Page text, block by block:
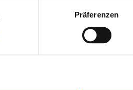
um Inhalte und Anzeigen zu
Website zu analysieren.
Präferenzen